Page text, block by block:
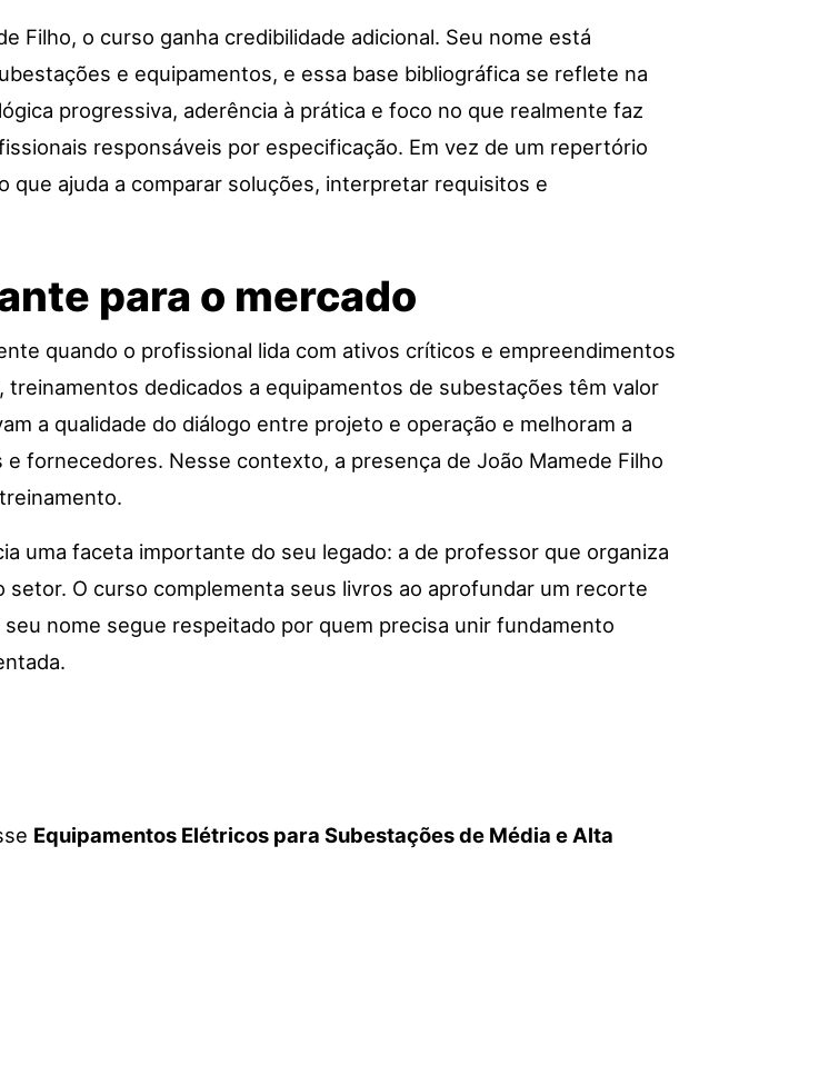
Filho, o curso ganha credibilidade adicional. Seu nome está
e equipamentos, e essa base bibliográfica se reflete na
progressiva, aderência à prática e foco no que realmente faz
responsáveis por especificação. Em vez de um repertório
que ajuda a comparar soluções, interpretar requisitos e
para o mercado
quando o profissional lida com ativos críticos e empreendimentos
dedicados a equipamentos de subestações têm valor
a qualidade do diálogo entre projeto e operação e melhoram a
fornecedores. Nesse contexto, a presença de João Mamede Filho
uma faceta importante do seu legado: a de professor que organiza
O curso complementa seus livros ao aprofundar um recorte
nome segue respeitado por quem precisa unir fundamento
Equipamentos Elétricos para Subestações de Média e Alta